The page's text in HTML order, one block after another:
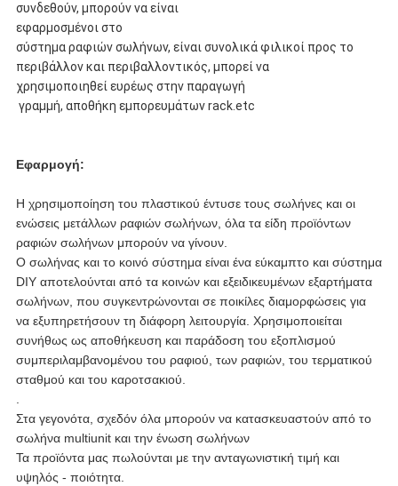
συνδεθούν, μπορούν να είναι
εφαρμοσμένοι στο
σύστημα ραφιών σωλήνων, είναι συνολικά φιλικοί προς το
περιβάλλον και περιβαλλοντικός, μπορεί να
χρησιμοποιηθεί ευρέως στην παραγωγή
γραμμή, αποθήκη εμπορευμάτων rack.etc
Εφαρμογή:
Η χρησιμοποίηση του πλαστικού έντυσε τους σωλήνες και οι
ενώσεις μετάλλων ραφιών σωλήνων, όλα τα είδη προϊόντων
ραφιών σωλήνων μπορούν να γίνουν.
Ο σωλήνας και το κοινό σύστημα είναι ένα εύκαμπτο και σύστημα
DIY αποτελούνται από τα κοινών και εξειδικευμένων εξαρτήματα
σωλήνων, που συγκεντρώνονται σε ποικίλες διαμορφώσεις για
να εξυπηρετήσουν τη διάφορη λειτουργία. Χρησιμοποιείται
συνήθως ως αποθήκευση και παράδοση του εξοπλισμού
συμπεριλαμβανομένου του ραφιού, των ραφιών, του τερματικού
σταθμού και του καροτσακιού.
.
Στα γεγονότα, σχεδόν όλα μπορούν να κατασκευαστούν από το
σωλήνα multiunit και την ένωση σωλήνων
Τα προϊόντα μας πωλούνται με την ανταγωνιστική τιμή και
υψηλός - ποιότητα.